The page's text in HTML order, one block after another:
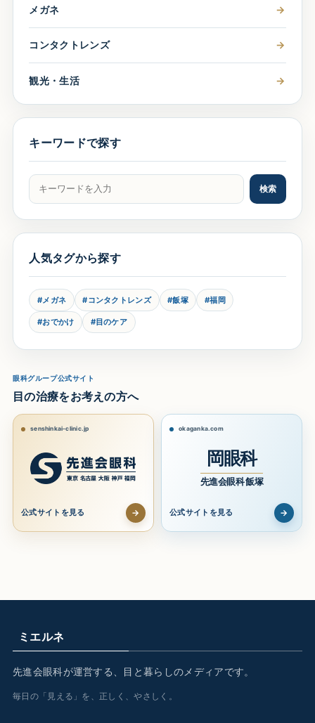
メガネ →
コンタクトレンズ →
観光・生活 →
キーワードで探す
記事をキーワードで検索 検索
人気タグから探す
#メガネ #コンタクトレンズ #飯塚 #福岡
#おでかけ #目のケア
眼科グループ公式サイト
目の治療をお考えの方へ
senshinkai-clinic.jp
公式サイトを見る →
okaganka.com
岡眼科
先進会眼科 飯塚
公式サイトを見る →
ミエルネ
先進会眼科が運営する、目と暮らしのメディアです。
毎日の「見える」を、正しく、やさしく。